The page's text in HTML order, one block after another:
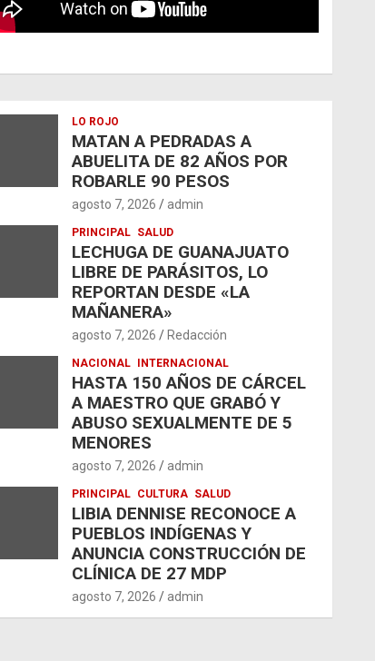
LO ROJO
MATAN A PEDRADAS A
ABUELITA DE 82 AÑOS POR
ROBARLE 90 PESOS
agosto 7, 2026 admin
PRINCIPAL SALUD
LECHUGA DE GUANAJUATO
LIBRE DE PARÁSITOS, LO
REPORTAN DESDE «LA
MAÑANERA»
agosto 7, 2026 Redacción
NACIONAL INTERNACIONAL
HASTA 150 AÑOS DE CÁRCEL
A MAESTRO QUE GRABÓ Y
ABUSO SEXUALMENTE DE 5
MENORES
agosto 7, 2026 admin
PRINCIPAL CULTURA SALUD
LIBIA DENNISE RECONOCE A
PUEBLOS INDÍGENAS Y
ANUNCIA CONSTRUCCIÓN DE
CLÍNICA DE 27 MDP
agosto 7, 2026 admin